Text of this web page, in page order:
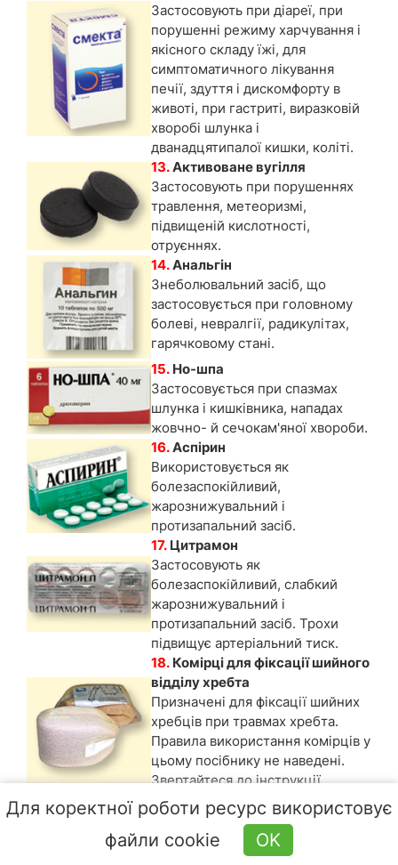
Застосовують при діареї, при
порушенні режиму харчування і
якісного складу їжі, для
симптоматичного лікування
печії, здуття і дискомфорту в
животі, при гастриті, виразковій
хворобі шлунка і
дванадцятипалої кишки, коліті.
13.Активоване вугілля
Застосовують при порушеннях
травлення, метеоризмі,
підвищеній кислотності,
отруєннях.
14.Анальгін
Знеболювальний засіб, що
застосовується при головному
болеві, невралгії, радикулітах,
гарячковому стані.
15. Но-шпа
Застосовується при спазмах
шлунка і кишківника, нападах
жовчно- й сечокам'яної хвороби.
16.Аспірин
Використовується як
болезаспокійливий,
жарознижувальний і
протизапальний засіб.
17. Цитрамон
Застосовують як
болезаспокійливий, слабкий
жарознижувальний і
протизапальний засіб. Трохи
підвищує артеріальний тиск.
18. Комірці для фіксації шийного
відділу хребта
Призначені для фіксації шийних
хребців при травмах хребта.
Правила використання комірців у
цьому посібнику не наведені.
Звертайтеся до інструкції
виробника.
19. Шини еластичні
Призначені для надання першої
медичної допомоги при травмах
Для коректної роботи ресурс використовує
файли cookie
OK